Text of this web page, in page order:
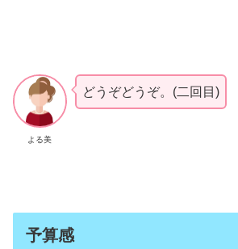
よる美
どうぞどうぞ。(二回目)
予算感